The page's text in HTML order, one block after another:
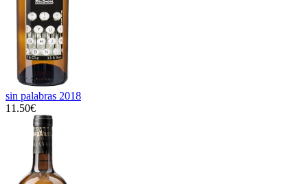
sin palabras 2018
11.50€